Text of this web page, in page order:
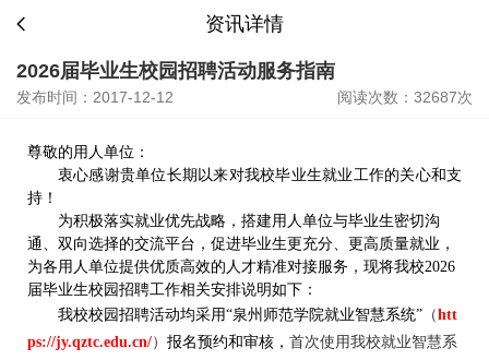
资讯详情
2026届毕业生校园招聘活动服务指南
发布时间：2017-12-12 阅读次数：32687次
尊敬的用人单位：
衷心感谢贵单位长期以来对我校毕业生就业工作的关心和支
持！
为积极落实就业优先战略，搭建用人单位与毕业生密切沟
通、双向选择的交流平台，促进毕业生更充分、更高质量就业，
为各用人单位提供优质高效的人才精准对接服务，现将我校2026
届毕业生校园招聘工作相关安排说明如下：
我校校园招聘活动均采用“泉州师范学院就业智慧系统” （htt
ps://jy.qztc.edu.cn/） 报名预约和审核， 首次使用我校就业智慧系